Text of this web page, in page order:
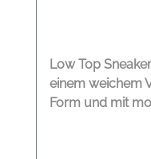
Low Top
einem weichem
Form und mit